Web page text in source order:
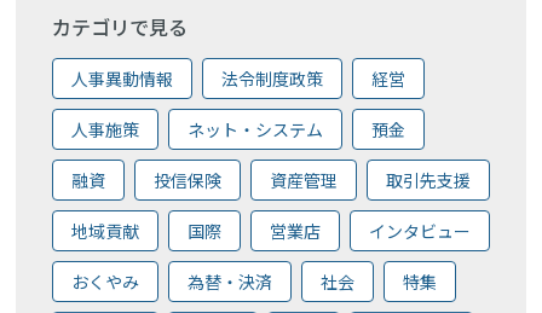
カテゴリで見る
人事異動情報 法令制度政策 経営
人事施策 ネット・システム 預金
融資 投信保険 資産管理 取引先支援
地域貢献 国際 営業店 インタビュー
おくやみ 為替・決済 社会 特集